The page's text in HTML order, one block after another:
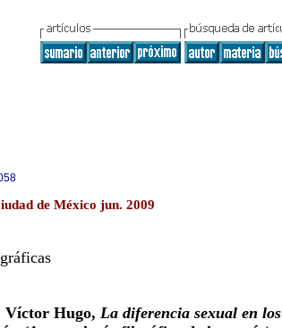
de México jun. 2009
Víctor Hugo, La diferencia sexual en los